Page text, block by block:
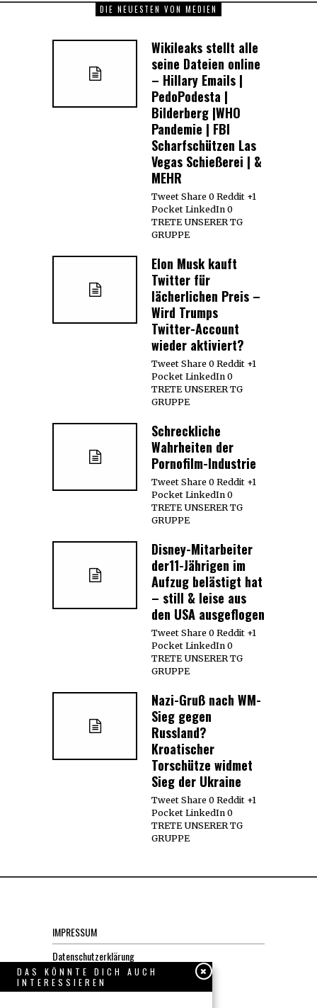
DIE NEUESTEN VON MEDIEN
Wikileaks stellt alle
seine Dateien online
– Hillary Emails |
PedoPodesta |
Bilderberg |WHO
Pandemie | FBI
Scharfschützen Las
Vegas Schießerei | &
MEHR
Tweet Share 0 Reddit +1
Pocket LinkedIn 0
TRETE UNSERER TG
GRUPPE
Elon Musk kauft
Twitter für
lächerlichen Preis –
Wird Trumps
Twitter-Account
wieder aktiviert?
Tweet Share 0 Reddit +1
Pocket LinkedIn 0
TRETE UNSERER TG
GRUPPE
Schreckliche
Wahrheiten der
Pornofilm-Industrie
Tweet Share 0 Reddit +1
Pocket LinkedIn 0
TRETE UNSERER TG
GRUPPE
Disney-Mitarbeiter
der11-Jährigen im
Aufzug belästigt hat
– still & leise aus
den USA ausgeflogen
Tweet Share 0 Reddit +1
Pocket LinkedIn 0
TRETE UNSERER TG
GRUPPE
Nazi-Gruß nach WM-
Sieg gegen
Russland?
Kroatischer
Torschütze widmet
Sieg der Ukraine
Tweet Share 0 Reddit +1
Pocket LinkedIn 0
TRETE UNSERER TG
GRUPPE
IMPRESSUM
Datenschutzerklärung
KONTAKT
DAS KÖNNTE DICH AUCH
INTERESSIEREN